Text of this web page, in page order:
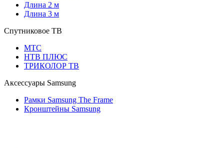
Длина 2 м
Длина 3 м
Спутниковое ТВ
МТС
НТВ ПЛЮС
ТРИКОЛОР ТВ
Аксессуары Samsung
Рамки Samsung The Frame
Кронштейны Samsung